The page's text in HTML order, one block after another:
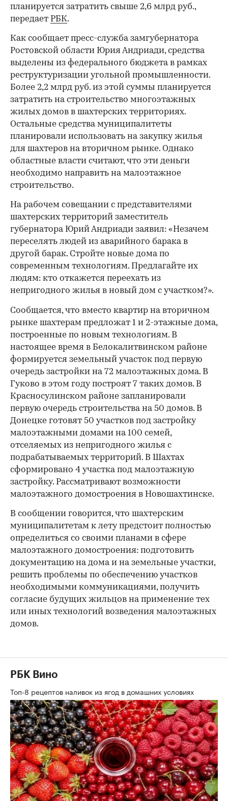
планируется затратить свыше 2,6 млрд руб.,
передает РБК.
Как сообщает пресс-служба замгубернатора
Ростовской области Юрия Андриади, средства
выделены из федерального бюджета в рамках
реструктуризации угольной промышленности.
Более 2,2 млрд руб. из этой суммы планируется
затратить на строительство многоэтажных
жилых домов в шахтерских территориях.
Остальные средства муниципалитеты
планировали использовать на закупку жилья
для шахтеров на вторичном рынке. Однако
областные власти считают, что эти деньги
необходимо направить на малоэтажное
строительство.
На рабочем совещании с представителями
шахтерских территорий заместитель
губернатора Юрий Андриади заявил: «Незачем
переселять людей из аварийного барака в
другой барак. Стройте новые дома по
современным технологиям. Предлагайте их
людям: кто откажется переехать из
непригодного жилья в новый дом с участком?».
00:00 / 00:00
Сообщается, что вместо квартир на вторичном
рынке шахтерам предложат 1 и 2-этажные дома,
построенные по новым технологиям. В
настоящее время в Белокалитвинском районе
формируется земельный участок под первую
очередь застройки на 72 малоэтажных дома. В
Гуково в этом году построят 7 таких домов. В
Красносулинском районе запланировали
первую очередь строительства на 50 домов. В
Донецке готовят 50 участков под застройку
малоэтажными домами на 100 семей,
отселяемых из непригодного жилья с
подрабатываемых территорий. В Шахтах
сформировано 4 участка под малоэтажную
застройку. Рассматривают возможности
малоэтажного домостроения в Новошахтинске.
В сообщении говорится, что шахтерским
муниципалитетам к лету предстоит полностью
определиться со своими планами в сфере
малоэтажного домостроения: подготовить
документацию на дома и на земельные участки,
решить проблемы по обеспечению участков
необходимыми коммуникациями, получить
согласие будущих жильцов на применение тех
или иных технологий возведения малоэтажных
домов.
РБК Вино
Топ-8 рецептов наливок из ягод в домашних условиях